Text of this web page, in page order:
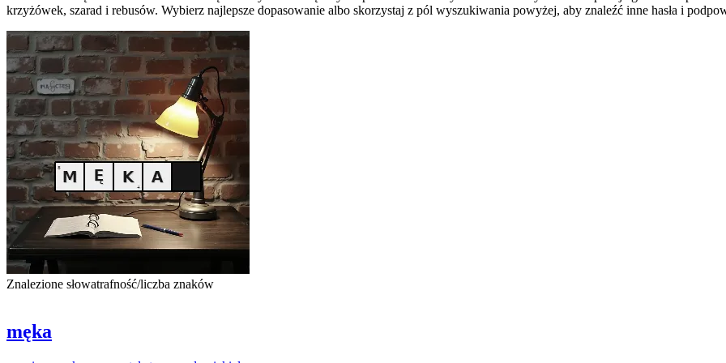
krzyżówek, szarad i rebusów. Wybierz najlepsze dopasowanie albo skorzystaj z pól wyszukiwania powyżej, aby znaleźć inne hasła i
Znalezione słowatrafność/liczba znaków
męka